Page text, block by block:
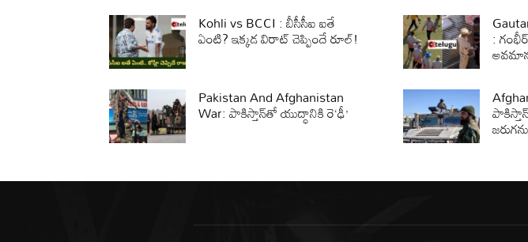
Kohli vs BCCI : బీసీసీఐ ఐతే
ఏంటి? ఇక్కడ విరాట్ చెప్పిందే రూల్! :
Pakistan And Afghanistan
War: పాకిస్తాన్‌తో యుద్ధానికి రె‘ఢీ’